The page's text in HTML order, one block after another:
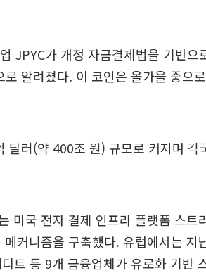
JPYC가 개정 자금결제법을 기반으
로 알려졌다. 이 코인은 올가을 중으
달러(약 400조 원) 규모로 커지며 각
미국 전자 결제 인프라 플랫폼 스트
커니즘을 구축했다. 유럽에서는 지
트 등 9개 금융업체가 유로화 기반